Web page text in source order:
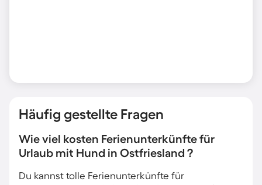
Häufig gestellte Fragen
Wie viel kosten Ferienunterkünfte für
Urlaub mit Hund in Ostfriesland ?
Du kannst tolle Ferienunterkünfte für